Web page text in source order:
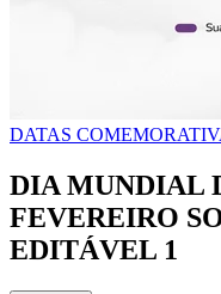
DATAS
DIA MUNDIAL
FEVEREIRO
EDITÁVEL 1